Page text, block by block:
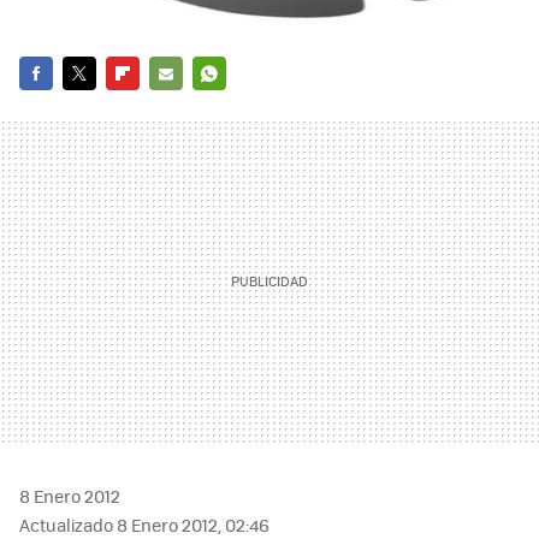
MAIL
8 Enero 2012
Actualizado 8 Enero 2012, 02:46